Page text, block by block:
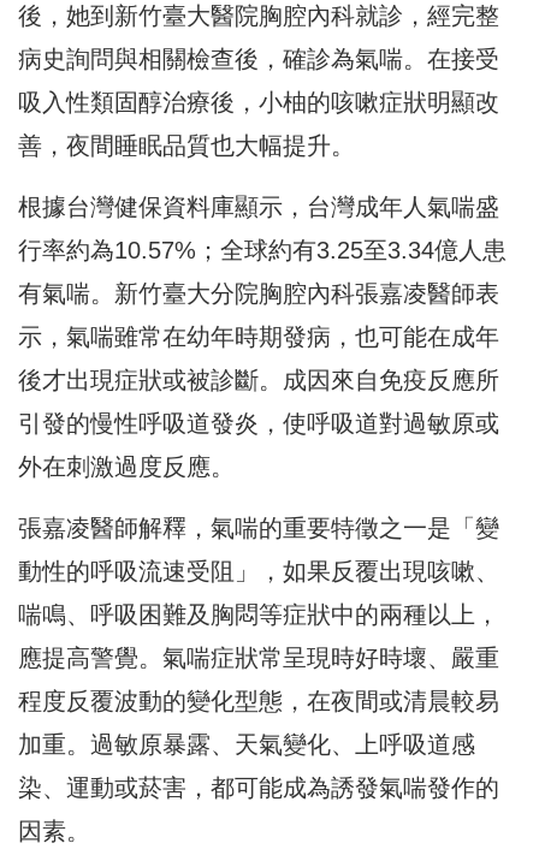
後，她到新竹臺大醫院胸腔內科就診，經完整
病史詢問與相關檢查後，確診為氣喘。在接受
吸入性類固醇治療後，小柚的咳嗽症狀明顯改
善，夜間睡眠品質也大幅提升。
根據台灣健保資料庫顯示，台灣成年人氣喘盛
行率約為10.57%；全球約有3.25至3.34億人患
有氣喘。新竹臺大分院胸腔內科張嘉凌醫師表
示，氣喘雖常在幼年時期發病，也可能在成年
後才出現症狀或被診斷。成因來自免疫反應所
引發的慢性呼吸道發炎，使呼吸道對過敏原或
外在刺激過度反應。
張嘉凌醫師解釋，氣喘的重要特徵之一是「變
動性的呼吸流速受阻」，如果反覆出現咳嗽、
喘鳴、呼吸困難及胸悶等症狀中的兩種以上，
應提高警覺。氣喘症狀常呈現時好時壞、嚴重
程度反覆波動的變化型態，在夜間或清晨較易
加重。過敏原暴露、天氣變化、上呼吸道感
染、運動或菸害，都可能成為誘發氣喘發作的
因素。